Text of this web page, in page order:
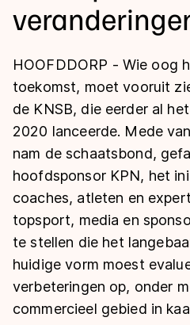
Disciplines
Langebaan
Shorttrack
Inlineskaten
Kunstschaatsen
Schoonrijden
Natuurijs
Uitslagen
Langebaan
Shorttrack
Marathon
Inlineskaten
Kunstschaatsen
Tijden & historie
Ranglijsten Langebaan
Persoonlijke records & tijden
Historie & statistiek
De weg op
Inschrijven wedstrijden
Algemene Nederlandse
Deze zomer de weg op
Waar kan ik schaatsen en
Schaatsfans
Alles voor jou als schaatsfan
Evenementen
Tickets
Olympische
Olympische Spelen
HOOFDDORP - Wie oog
toekomst, moet vooruit
de KNSB, die eerder al
2020 lanceerde. Mede
nam de schaatsbond,
hoofdsponsor KPN, het
coaches, atleten en
topsport, media en
te stellen die het
huidige vorm moest
verbeteringen op, onder
commercieel gebied in